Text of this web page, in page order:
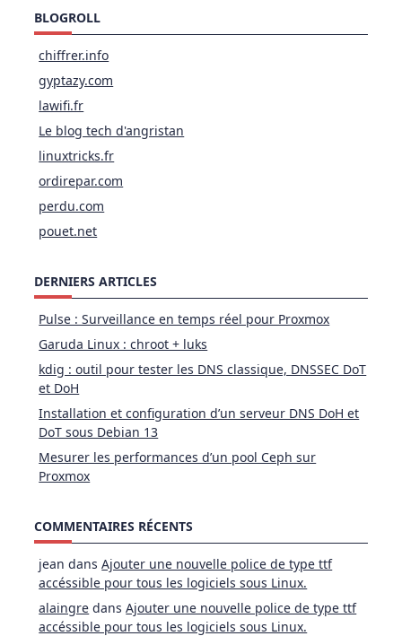
BLOGROLL
chiffrer.info
gyptazy.com
lawifi.fr
Le blog tech d'angristan
linuxtricks.fr
ordirepar.com
perdu.com
pouet.net
DERNIERS ARTICLES
Pulse : Surveillance en temps réel pour Proxmox
Garuda Linux : chroot + luks
kdig : outil pour tester les DNS classique, DNSSEC DoT
et DoH
Installation et configuration d’un serveur DNS DoH et
DoT sous Debian 13
Mesurer les performances d’un pool Ceph sur
Proxmox
COMMENTAIRES RÉCENTS
jean dansAjouter une nouvelle police de type ttf
accéssible pour tous les logiciels sous Linux.
alaingre dansAjouter une nouvelle police de type ttf
accéssible pour tous les logiciels sous Linux.